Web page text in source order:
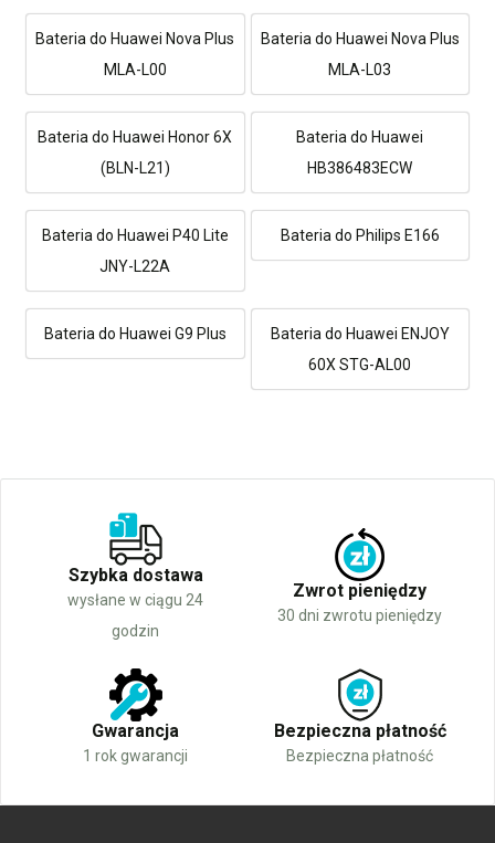
Bateria do Huawei Nova Plus
MLA-L00
Bateria do Huawei Nova Plus
MLA-L03
Bateria do Huawei Honor 6X
(BLN-L21)
Bateria do Huawei
HB386483ECW
Bateria do Huawei P40 Lite
JNY-L22A
Bateria do Philips E166
Bateria do Huawei G9 Plus
Bateria do Huawei ENJOY
60X STG-AL00
Szybka dostawa
wysłane w ciągu 24
godzin
Zwrot pieniędzy
30 dni zwrotu pieniędzy
Gwarancja
1 rok gwarancji
Bezpieczna płatność
Bezpieczna płatność